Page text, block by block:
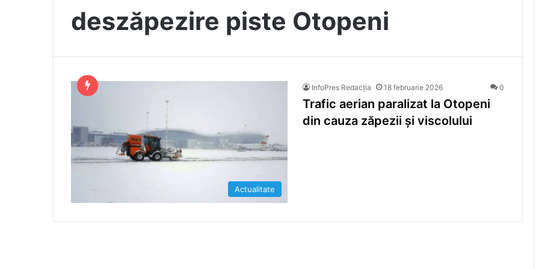
deszăpezire piste Otopeni
Actualitate
InfoPres Redacția 18 februarie 2026 0
Trafic aerian paralizat la Otopeni
din cauza zăpezii și viscolului